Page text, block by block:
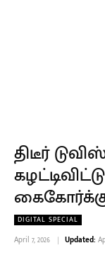
திடீர்
DIGITAL SPECIAL
April 7, 2026 Updated: